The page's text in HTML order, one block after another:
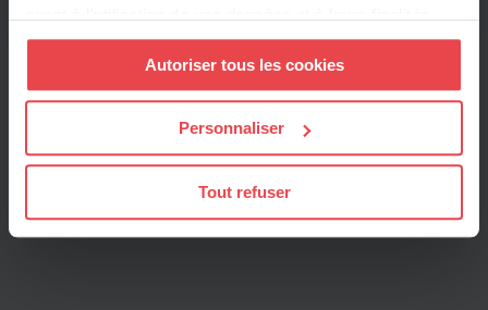
Vous pouvez modifier ou retirer votre consentement à
tout moment en consultant la Déclaration relative aux
cookies ou en cliquant sur l'icône de confidentialité.
géographique qui peuvent être précises à plusieurs
Autoriser tous les cookies
Personnaliser
Tout refuser